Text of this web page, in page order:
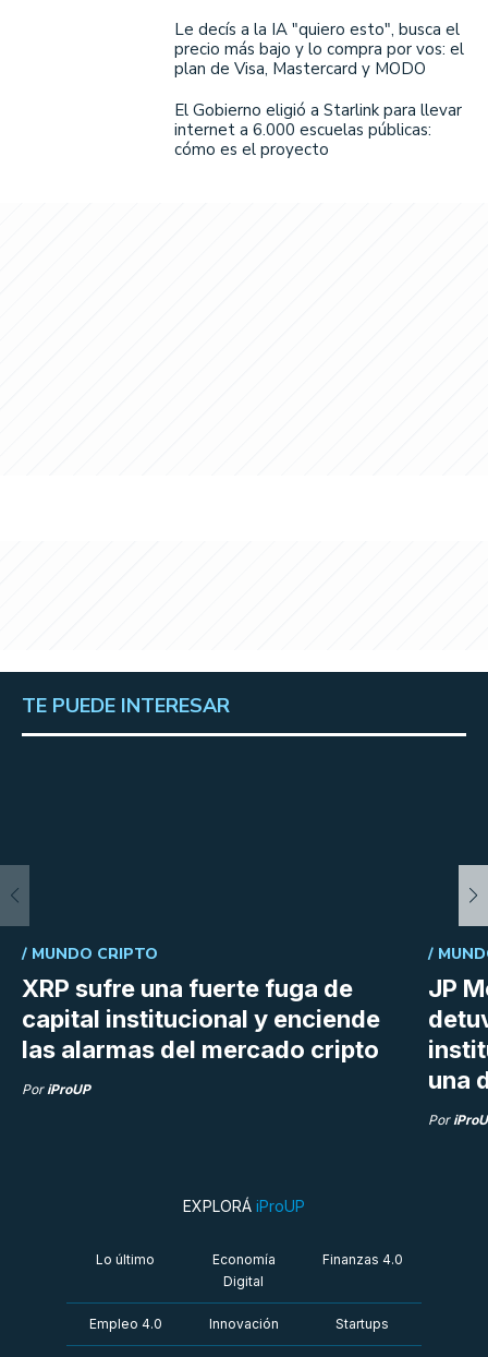
Le decís a la IA "quiero esto", busca el
precio más bajo y lo compra por vos: el
plan de Visa, Mastercard y MODO
El Gobierno eligió a Starlink para llevar
internet a 6.000 escuelas públicas:
cómo es el proyecto
TE PUEDE INTERESAR
XRP sufre una fuerte fuga de
capital institucional y enciende
las alarmas del mercado cripto
/ MUNDO CRIPTO
Por iProUP
JP
una
/
Por
EXPLORÁ iProUP
Lo último
Economía
Digital
Finanzas 4.0
Empleo 4.0 Innovación Startups